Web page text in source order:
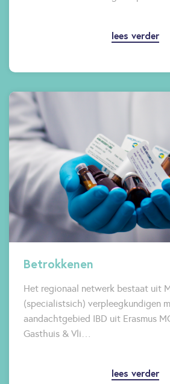
lees verder
Betrokkenen
Het regionaal netwerk bestaat uit
(specialistsich) verpleegkundigen
aandachtgebied IBD uit Erasmus
Gasthuis & Vli…
lees verder